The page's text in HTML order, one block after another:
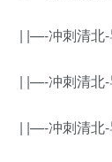
| |—-冲刺清北-
| |—-冲刺清北-
| |—-冲刺清北-